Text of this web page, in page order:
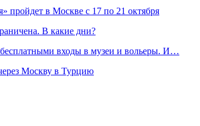
пройдет в Москве с 17 по 21 октября
В какие дни?
входы в музеи и вольеры. И…
Москву в Турцию